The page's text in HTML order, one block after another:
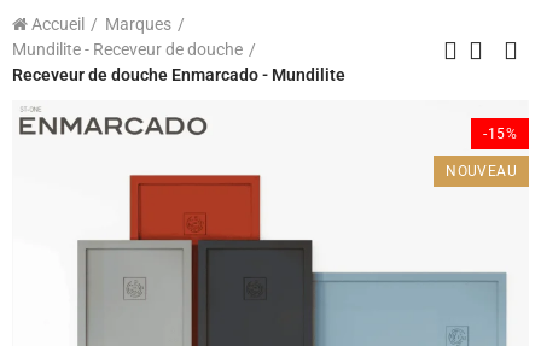
Accueil
Marques
Mundilite - Receveur de douche
Receveur de douche Enmarcado - Mundilite
-15%
NOUVEAU